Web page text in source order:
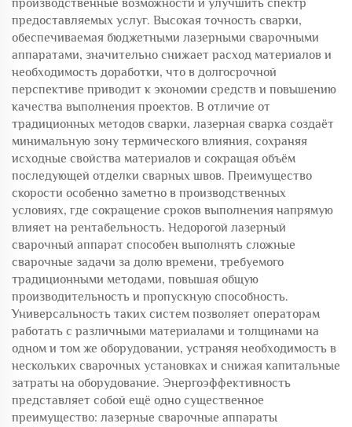
производственные возможности и улучшить спектр
предоставляемых услуг. Высокая точность сварки,
обеспечиваемая бюджетными лазерными сварочными
аппаратами, значительно снижает расход материалов и
необходимость доработки, что в долгосрочной
перспективе приводит к экономии средств и повышению
качества выполнения проектов. В отличие от
традиционных методов сварки, лазерная сварка создаёт
минимальную зону термического влияния, сохраняя
исходные свойства материалов и сокращая объём
последующей отделки сварных швов. Преимущество
скорости особенно заметно в производственных
условиях, где сокращение сроков выполнения напрямую
влияет на рентабельность. Недорогой лазерный
сварочный аппарат способен выполнять сложные
сварочные задачи за долю времени, требуемого
традиционными методами, повышая общую
производительность и пропускную способность.
Универсальность таких систем позволяет операторам
работать с различными материалами и толщинами на
одном и том же оборудовании, устраняя необходимость в
нескольких сварочных установках и снижая капитальные
затраты на оборудование. Энергоэффективность
представляет собой ещё одно существенное
преимущество: лазерные сварочные аппараты